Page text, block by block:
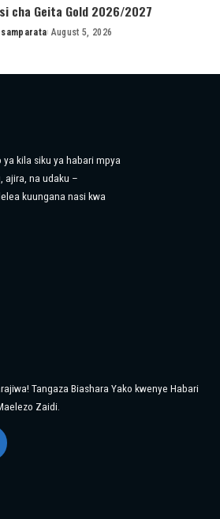
cha Geita Gold 2026/2027
August 5, 2026
kila siku ya habari mpya
ajira, na udaku –
kuungana nasi kwa
Tangaza Biashara Yako kwenye Habari
Zaidi.